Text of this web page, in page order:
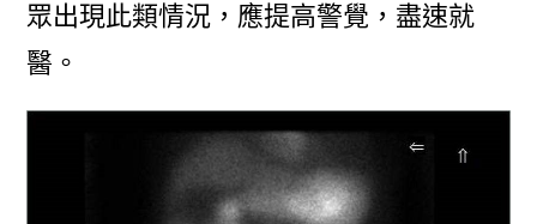
眾出現此類情況，應提高警覺，盡速就
醫。